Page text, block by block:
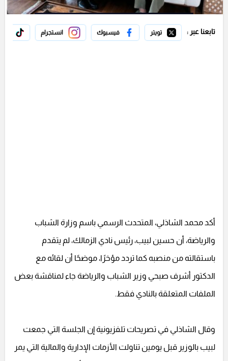
تابعنا عبر : تويتر فيسبوك انستجرام
أكد محمد الشاذلي، المتحدث الرسمي باسم وزارة الشباب
والرياضة، أن حسين لبيب، رئيس نادي الزمالك، لم يتقدم
باستقالته من منصبه كما تردد مؤخرًا، موضحًا أن لقائه مع
الدكتور أشرف صبحي وزير الشباب والرياضة جاء لمناقشة بعض
الملفات المتعلقة بالنادي فقط.
وقال الشاذلي في تصريحات تلفزيونية إن الجلسة التي جمعت
لبيب بالوزير قبل يومين تناولت الأزمات الإدارية والمالية التي يمر